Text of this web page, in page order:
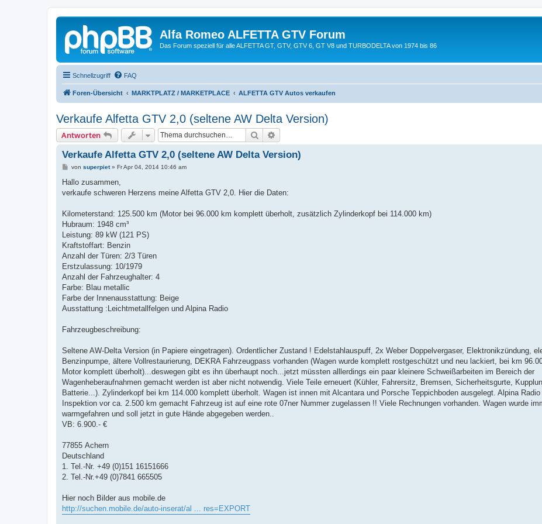
Alfa Romeo ALFETTA GTV Forum
Das Forum speziell für alle ALFETTA GT, GTV, GTV 6, GT V8 und TURBODELTA von 1974 bis 86
Schnellzugriff FAQ
Foren-Übersicht MARKTPLATZ / MARKETPLACE ALFETTA GTV Autos verkaufen
Verkaufe Alfetta GTV 2,0 (seltene AW Delta Version)
Antworten Suche
Verkaufe Alfetta GTV 2,0 (seltene AW Delta Version)
B
i
r
von superpiet» Fr Apr 04, 2014 10:46 am
Hallo zusammen,
verkaufe schweren Herzens meine Alfetta GTV 2,0. Hier die Daten:
Kilometerstand: 125.500 km (Motor bei 96.000 km komplett überholt, zusätzlich Zylinderkopf bei 114.000 km)
Hubraum: 1948 cm³
Leistung: 89 kW (121 PS)
Kraftstoffart: Benzin
Anzahl der Türen: 2/3 Türen
Erstzulassung: 10/1979
Anzahl der Fahrzeughalter: 4
Farbe: Blau metallic
Farbe der Innenausstattung: Beige
Ausstattung :Leichtmetallfelgen und Alpina Radio
Fahrzeugbeschreibung:
Seltene AW-Delta Version (in Papiere eingetragen). Ordentlicher Zustand ! Edelstahlauspuff, 2x Weber Doppelvergaser, Elektronikzündung,
Benzinpumpe, ältere Vollrestaurierung, DEKRA Fahrzeugpass vorhanden (Wagen wurde komplett rostgeschützt und neu lackiert, bei km
Motor komplett überholt)...deswegen gibt es ihn überhaupt noch...jetzt müssten alllerdings ein paar kleinere Schweißarbeiten im Bereich der
Wagenheberaufnahmen gemacht werden ist aber nicht notwendig. Viele Teile erneuert (Kühler, Fahrersitz, Bremsen, Sicherheitsgurte,
Batterie...). Zylinderkopf bei km 114.000 komplett überholt. Wagen ist innen mit Alcantara und Porsche Teppichboden ausgelegt. Alpina Radio
Inspektion vor ca. 2.500 km gemacht Fahrzeug ist auf eine rote 07ner Nummer zugelassen !! Viele Rechnungen vorhanden. Wagen wurde
warmgefahren und soll jetzt in gute Hände abgegeben werden..
VB: 6.900.- €
77855 Achern
Deutschland
1. Tel.-Nr. +49 (0)151 16151666
2. Tel.-Nr.+49 (0)7841 665505
Hier noch Bilder aus mobile.de
http://suchen.mobile.de/auto-inserat/al ... res=EXPORT